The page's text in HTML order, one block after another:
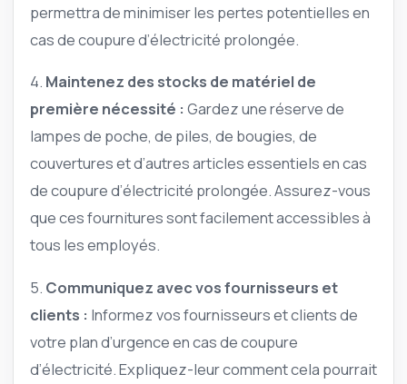
permettra de minimiser les pertes potentielles en
cas de coupure d’électricité prolongée.
4. Maintenez des stocks de matériel de
première nécessité : Gardez une réserve de
lampes de poche, de piles, de bougies, de
couvertures et d’autres articles essentiels en cas
de coupure d’électricité prolongée. Assurez-vous
que ces fournitures sont facilement accessibles à
tous les employés.
5. Communiquez avec vos fournisseurs et
clients : Informez vos fournisseurs et clients de
votre plan d’urgence en cas de coupure
d’électricité. Expliquez-leur comment cela pourrait